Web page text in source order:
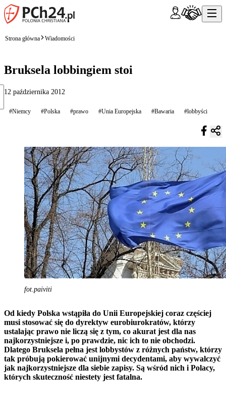
Strona główna Wiadomości
Bruksela lobbingiem stoi
12 października 2012
#Niemcy #Polska #prawo #Unia Europejska #Bawaria #lobbyści
fot.paiviti
Od kiedy Polska wstąpiła do Unii Europejskiej coraz częściej
musi stosować się do dyrektyw eurobiurokratów, którzy
ustalając prawo nie liczą się z tym, co akurat jest dla nas
najkorzystniejsze i, po prawdzie, nic ich to nie obchodzi.
Dlatego Bruksela pełna jest lobbystów z różnych państw, którzy
tak próbują pokierować unijnymi decydentami, aby wywalczyć
jak najkorzystniejsze dla siebie zapisy. Są wśród nich i Polacy,
których skuteczność niestety jest fatalna.